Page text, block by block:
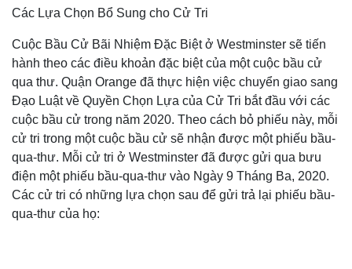
Các Lựa Chọn Bổ Sung cho Cử Tri
Cuộc Bầu Cử Bãi Nhiệm Đặc Biệt ở Westminster sẽ tiến
hành theo các điều khoản đặc biệt của một cuộc bầu cử
qua thư. Quận Orange đã thực hiện việc chuyển giao sang
Đạo Luật về Quyền Chọn Lựa của Cử Tri bắt đầu với các
cuộc bầu cử trong năm 2020. Theo cách bỏ phiếu này, mỗi
cử tri trong một cuộc bầu cử sẽ nhận được một phiếu bầu-
qua-thư. Mỗi cử tri ở Westminster đã được gửi qua bưu
điện một phiếu bầu-qua-thư vào Ngày 9 Tháng Ba, 2020.
Các cử tri có những lựa chọn sau để gửi trả lại phiếu bầu-
qua-thư của họ: